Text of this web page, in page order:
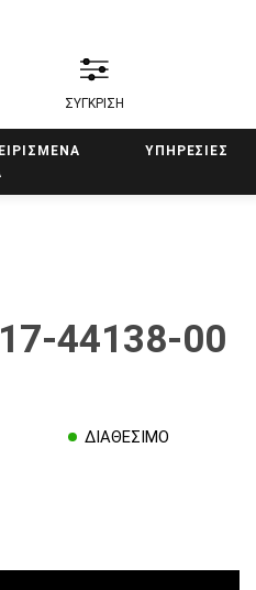
ΣΥΓΚΡΙΣΗ
ΥΠΗΡΕΣΙΕΣ
44138-00
ΔΙΑΘΕΣΙΜΟ